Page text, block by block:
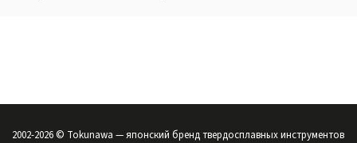
2002-2026 © Tokunawa — японский бренд твердосплавных инструментов